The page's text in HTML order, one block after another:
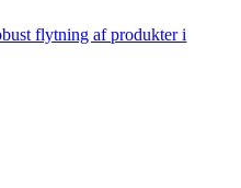
flytning af produkter i